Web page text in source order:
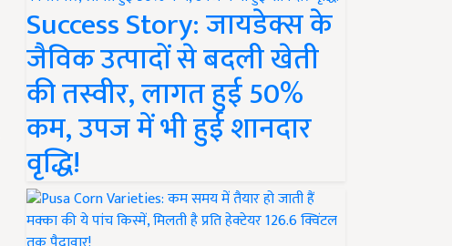
Success Story: जायडेक्स के
जैविक उत्पादों से बदली खेती
की तस्वीर, लागत हुई 50%
कम, उपज में भी हुई शानदार
वृद्धि!